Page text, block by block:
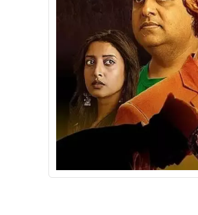
టెక్నాలజీ